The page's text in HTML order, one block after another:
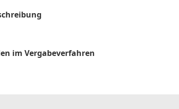
im Vergabeverfahren